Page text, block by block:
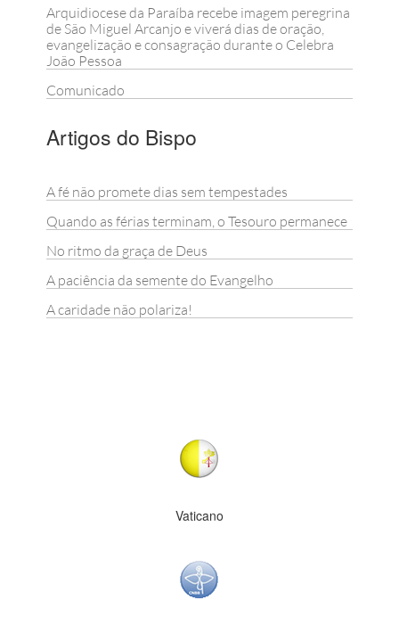
Arquidiocese da Paraíba recebe imagem peregrina
de São Miguel Arcanjo e viverá dias de oração,
evangelização e consagração durante o Celebra
João Pessoa
Comunicado
Artigos do Bispo
A fé não promete dias sem tempestades
Quando as férias terminam, o Tesouro permanece
No ritmo da graça de Deus
A paciência da semente do Evangelho
A caridade não polariza!
Vaticano